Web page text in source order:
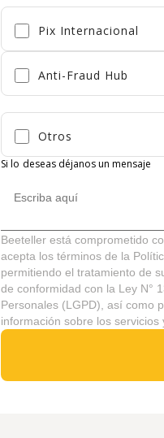
Pix Internacional
Anti-Fraud Hub
Otros
Si lo deseas déjanos un mensaje
Beeteller está comprometido
acepta los términos de la
permitiendo el tratamiento de
de conformidad con la Ley N°
Personales (LGPD), así como
información sobre los servicios